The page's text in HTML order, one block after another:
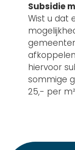
Subsidie
Wist u dat
hiervoor
sommige
25,- per